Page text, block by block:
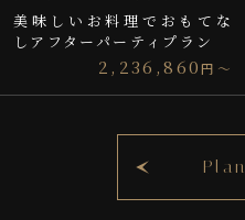
美味しいお料理でおもてな
しアフターパーティプラン
2,236,860円～